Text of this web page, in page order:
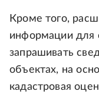
Кроме того,
информации для
запрашивать
объектах, на
кадастровая